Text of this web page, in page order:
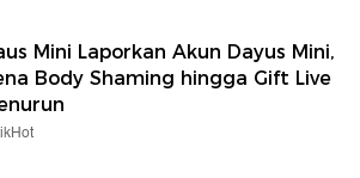
Mini Laporkan Akun Dayus Mini,
Body Shaming hingga Gift Live